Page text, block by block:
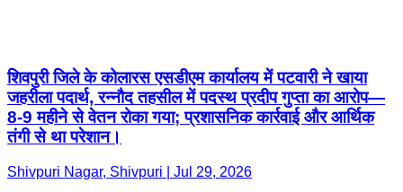
शिवपुरी जिले के कोलारस एसडीएम कार्यालय में पटवारी ने खाया
जहरीला पदार्थ, रन्नौद तहसील में पदस्थ प्रदीप गुप्ता का आरोप—
8-9 महीने से वेतन रोका गया; प्रशासनिक कार्रवाई और आर्थिक
तंगी से था परेशान।
Shivpuri Nagar, Shivpuri | Jul 29, 2026